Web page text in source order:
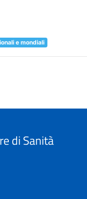
e mondiali
di Sanità